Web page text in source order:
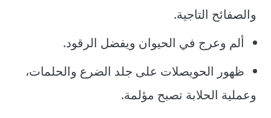
والصفائح التاجية.
ألم وعرج في الحيوان ويفضل الرقود.
ظهور الحويصلات على جلد الضرع والحلمات،
وعملية الحلابة تصبح مؤلمة.